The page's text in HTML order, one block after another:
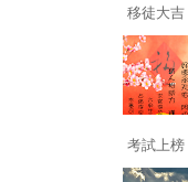
移徒大
考試上